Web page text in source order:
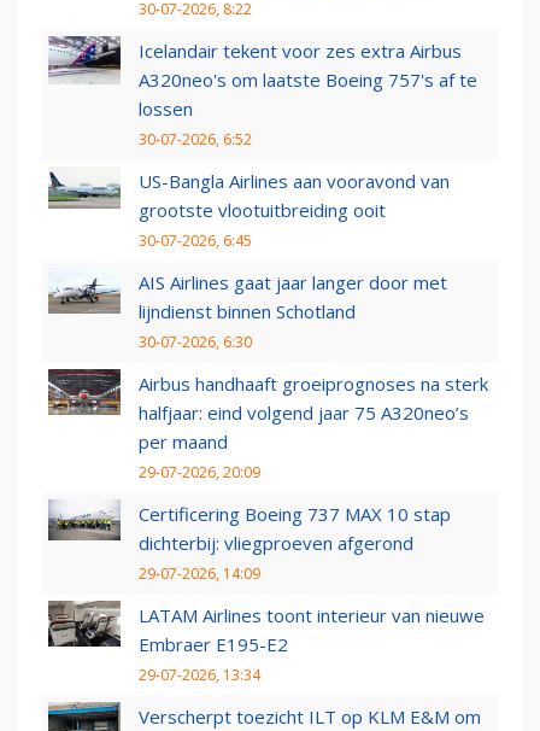
30-07-2026, 8:22
Icelandair tekent voor zes extra Airbus
A320neo's om laatste Boeing 757's af te
lossen
30-07-2026, 6:52
US-Bangla Airlines aan vooravond van
grootste vlootuitbreiding ooit
30-07-2026, 6:45
AIS Airlines gaat jaar langer door met
lijndienst binnen Schotland
30-07-2026, 6:30
Airbus handhaaft groeiprognoses na sterk
halfjaar: eind volgend jaar 75 A320neo’s
per maand
29-07-2026, 20:09
Certificering Boeing 737 MAX 10 stap
dichterbij: vliegproeven afgerond
29-07-2026, 14:09
LATAM Airlines toont interieur van nieuwe
Embraer E195-E2
29-07-2026, 13:34
Verscherpt toezicht ILT op KLM E&M om